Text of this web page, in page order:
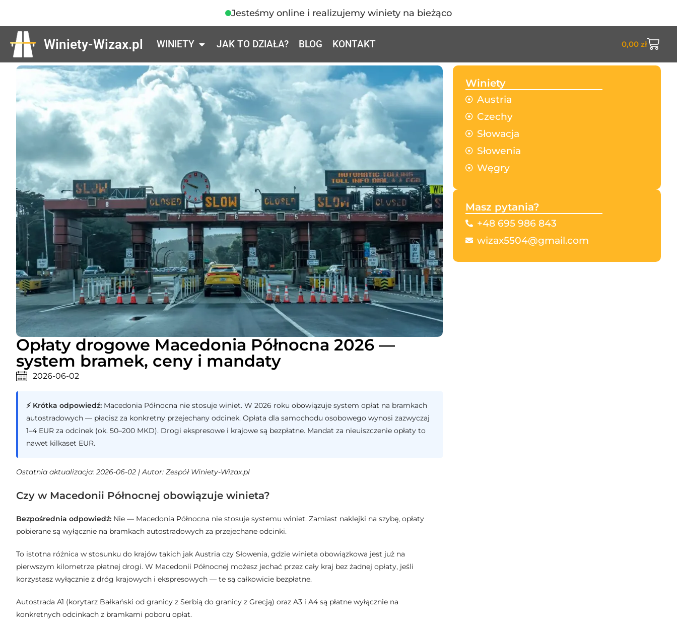
Jesteśmy online i realizujemy winiety na bieżąco
Winiety-Wizax.pl WINIETY JAK TO DZIAŁA? BLOG KONTAKT 0,00 zł
Opłaty drogowe Macedonia Północna 2026 —
system bramek, ceny i mandaty
2026-06-02
⚡ Krótka odpowiedź: Macedonia Północna nie stosuje winiet. W 2026 roku obowiązuje system opłat na bramkach
autostradowych — płacisz za konkretny przejechany odcinek. Opłata dla samochodu osobowego wynosi zazwyczaj
1–4 EUR za odcinek (ok. 50–200 MKD). Drogi ekspresowe i krajowe są bezpłatne. Mandat za nieuiszczenie opłaty to
nawet kilkaset EUR.
Ostatnia aktualizacja: 2026-06-02 | Autor: Zespół Winiety-Wizax.pl
Czy w Macedonii Północnej obowiązuje winieta?
Bezpośrednia odpowiedź: Nie — Macedonia Północna nie stosuje systemu winiet. Zamiast naklejki na szybę, opłaty
pobierane są wyłącznie na bramkach autostradowych za przejechane odcinki.
To istotna różnica w stosunku do krajów takich jak Austria czy Słowenia, gdzie winieta obowiązkowa jest już na
pierwszym kilometrze płatnej drogi. W Macedonii Północnej możesz jechać przez cały kraj bez żadnej opłaty, jeśli
korzystasz wyłącznie z dróg krajowych i ekspresowych — te są całkowicie bezpłatne.
Autostrada A1 (korytarz Bałkański od granicy z Serbią do granicy z Grecją) oraz A3 i A4 są płatne wyłącznie na
konkretnych odcinkach z bramkami poboru opłat.
Winiety
Austria
Czechy
Słowacja
Słowenia
Węgry
Masz pytania?
+48 695 986 843
wizax5504@gmail.com